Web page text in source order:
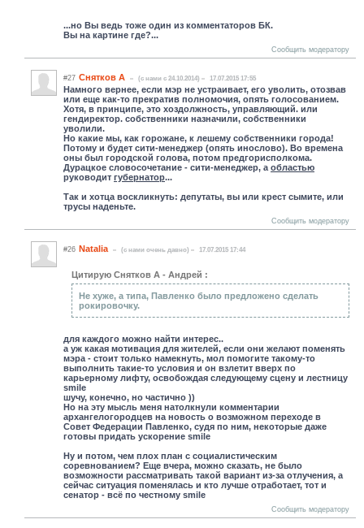
...но Вы ведь тоже один из комментаторов БК.
Вы на картине где?...
Сообщить модератору
#27 Снятков А (c нами с 24.10.2014) 17.07.2015 17:55
Намного вернее, если мэр не устраивает, его уволить, отозвав
или еще как-то прекратив полномочия, опять голосованием.
Хотя, в принципе, это хоздолжность, управляющий. или
гендиректор. собственники назначили, собственники
уволили.
Но какие мы, как горожане, к лешему собственники города!
Потому и будет сити-менеджер (опять инослово). Во времена
оны был городской голова, потом предгорисполкома.
Дурацкое словосочетание - сити-менеджер, аобластью
руководит губернатор...
Так и хотца воскликнуть: депутаты, вы или крест сымите, или
трусы наденьте.
Сообщить модератору
#26 Natalia (c нами очень давно) 17.07.2015 17:44
Цитирую Снятков А - Андрей :
Не хуже, а типа, Павленко было предложено сделать
рокировочку.
для каждого можно найти интерес..
а уж какая мотивация для жителей, если они желают поменять
мэра - стоит только намекнуть, мол помогите такому-то
выполнить такие-то условия и он взлетит вверх по
карьерному лифту, освобождая следующему сцену и лестницу
smile
шучу, конечно, но частично ))
Но на эту мысль меня натолкнули комментарии
архангелогородцев на новость о возможном переходе в
Совет Федерации Павленко, судя по ним, некоторые даже
готовы придать ускорение smile
Ну и потом, чем плох план с социалистическим
соревнованием? Еще вчера, можно сказать, не было
возможности рассматривать такой вариант из-за отлучения, а
сейчас ситуация поменялась и кто лучше отработает, тот и
сенатор - всё по честному smile
Сообщить модератору